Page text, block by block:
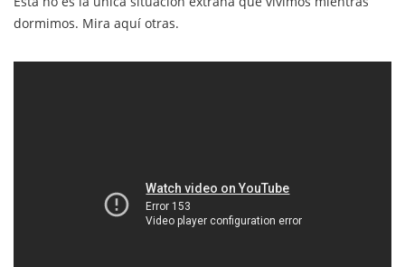
dormimos. Mira aquí otras.